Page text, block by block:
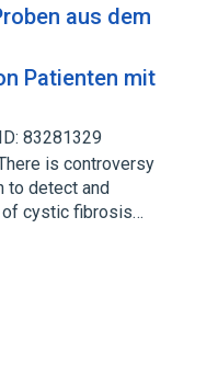
aus dem
Patienten mit
83281329
is controversy
to detect and
of cystic fibrosis…